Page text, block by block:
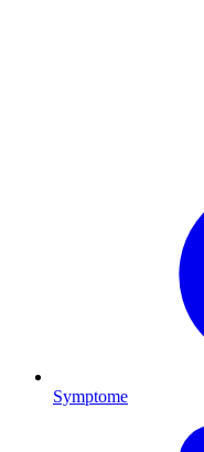
Symptome